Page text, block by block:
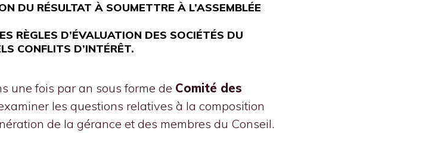
DU RÉSULTAT À SOUMETTRE À L’ASSEMBLÉE
RÈGLES D’ÉVALUATION DES SOCIÉTÉS DU
CONFLITS D’INTÉRÊT.
une fois par an sous forme de Comité des
les questions relatives à la composition
de la gérance et des membres du Conseil.